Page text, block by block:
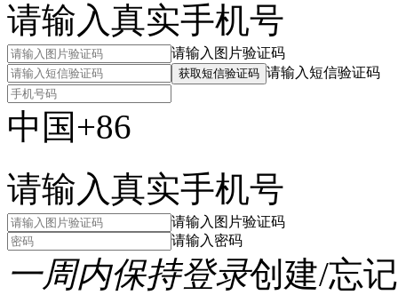
请输入真实手机号
请输入图片验证码
获取短信验证码 请输入短信验证码
中国+86
请输入真实手机号
请输入图片验证码
请输入密码
一周内保持登录创建/忘